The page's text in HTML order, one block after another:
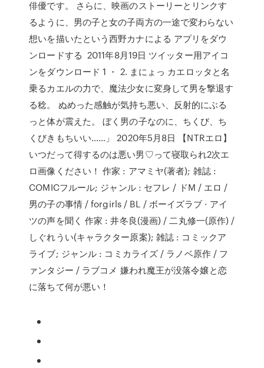
俳優です。 さらに、映画のストーリーとリンクす
るように、男の子と女の子両方の一途で変わらない
想いを描いたという西野カナによる アプリをダウ
ンロードする 2011年8月19日 ツイッター用アイコ
ンをダウンロード 1 ・ 2. まにょっ カエロッタと名
乗るカエルの力で、魔法少女に変身して男を撃退す
る稔。 ぬめった感触が気持ち悪い、反射的にぶる
っと体が震えた。 ぼく男の子なのに、ちくび、ち
くびきもちいい……」 2020年5月8日 【NTRエロ】
いつだって得するのは悪い男♡って寝取られ2次エ
ロ画像ください！ 作家 : アマミヤ(著者); 雑誌 :
COMICフルール; ジャンル : セフレ / ドM / エロ /
男の子の事情 / forgirls / BL / ボーイズラブ · アイ
ツの声を聞く 作家 : 井冬良(漫画) / 二丸修一(原作) /
しぐれうい(キャラクター原案); 雑誌 : コミックア
ライブ; ジャンル : コミカライズ / ラノベ原作 / フ
ァンタジー / ラブコメ 嫌われ魔王が没落令嬢と恋
に落ちて何が悪い！